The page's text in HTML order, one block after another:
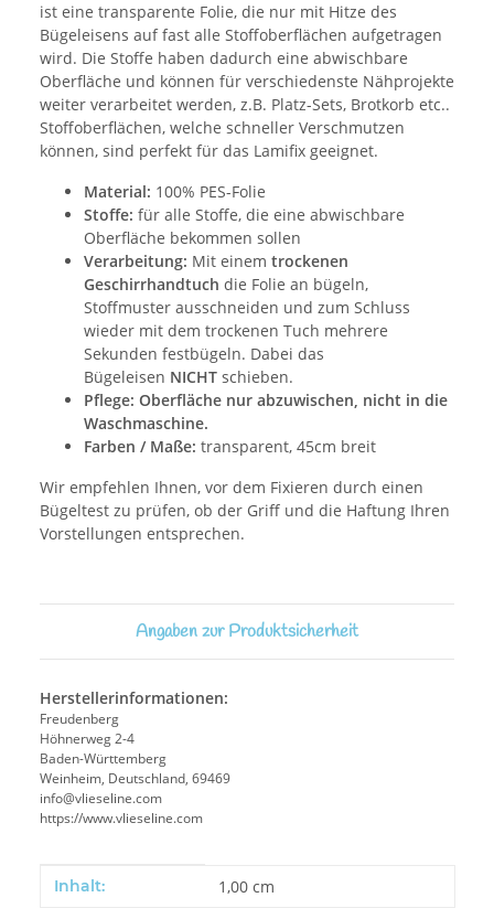
ist eine transparente Folie, die nur mit Hitze des
Bügeleisens auf fast alle Stoffoberflächen aufgetragen
wird. Die Stoffe haben dadurch eine abwischbare
Oberfläche und können für verschiedenste Nähprojekte
weiter verarbeitet werden, z.B. Platz-Sets, Brotkorb etc..
Stoffoberflächen, welche schneller Verschmutzen
können, sind perfekt für das Lamifix geeignet.
Material: 100% PES-Folie
Stoffe: für alle Stoffe, die eine abwischbare
Oberfläche bekommen sollen
Verarbeitung: Mit einem trockenen
Geschirrhandtuch die Folie an bügeln,
Stoffmuster ausschneiden und zum Schluss
wieder mit dem trockenen Tuch mehrere
Sekunden festbügeln. Dabei das
Bügeleisen NICHT schieben.
Pflege: Oberfläche nur abzuwischen, nicht in die
Waschmaschine.
Farben / Maße: transparent, 45cm breit
Wir empfehlen Ihnen, vor dem Fixieren durch einen
Bügeltest zu prüfen, ob der Griff und die Haftung Ihren
Vorstellungen entsprechen.
Angaben zur Produktsicherheit
Herstellerinformationen:
Freudenberg
Höhnerweg 2-4
Baden-Württemberg
Weinheim, Deutschland, 69469
info@vlieseline.com
https://www.vlieseline.com
Produkteigenschaft
Wert
Inhalt: 1,00 cm